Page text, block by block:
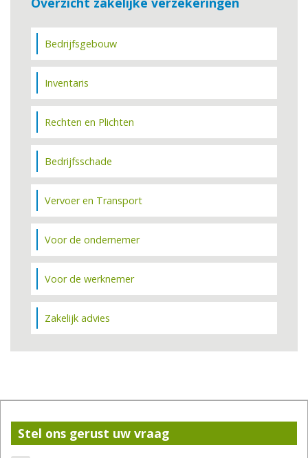
Bedrijfsgebouw
Inventaris
Rechten en Plichten
Bedrijfsschade
Vervoer en Transport
Voor de ondernemer
Voor de werknemer
Zakelijk advies
Stel ons gerust uw vraag